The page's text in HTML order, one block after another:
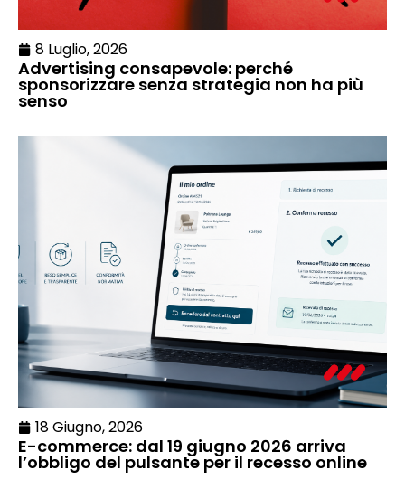
8 Luglio, 2026
Advertising consapevole: perché
sponsorizzare senza strategia non ha più
senso
18 Giugno, 2026
E-commerce: dal 19 giugno 2026 arriva
l’obbligo del pulsante per il recesso online